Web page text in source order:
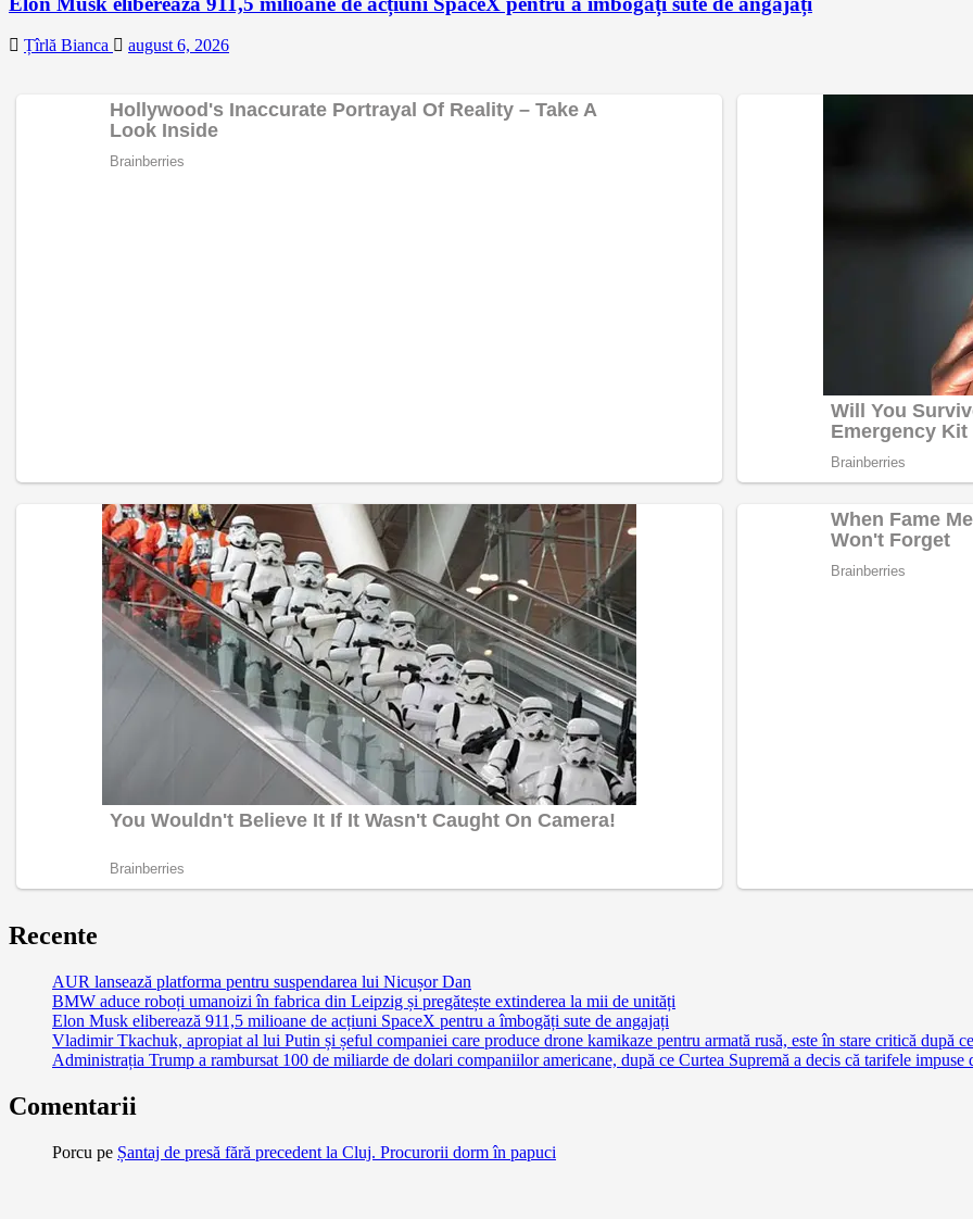
Țîrlă Bianca august 6, 2026
Recente
AUR lansează platforma pentru suspendarea lui Nicușor Dan
BMW aduce roboți umanoizi în fabrica din Leipzig și pregătește extinderea la mii de unități
Elon Musk eliberează 911,5 milioane de acțiuni SpaceX pentru a îmbogăți sute de angajați
Vladimir Tkachuk, apropiat al lui Putin și șeful companiei care produce drone kamikaze pentru armată rusă, este în stare critică după
Administrația Trump a rambursat 100 de miliarde de dolari companiilor americane, după ce Curtea Supremă a decis că tarifele impuse
Comentarii
Porcu pe Șantaj de presă fără precedent la Cluj. Procurorii dorm în papuci